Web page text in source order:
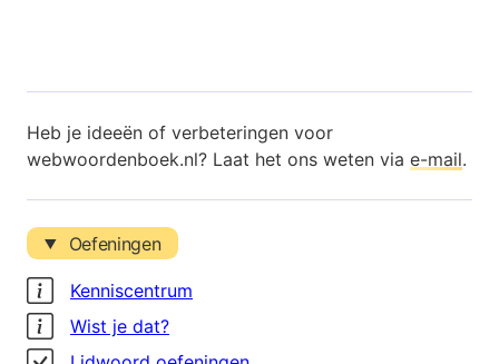
Heb je ideeën of verbeteringen voor
webwoordenboek.nl? Laat het ons weten via e-mail.
Oefeningen
Kenniscentrum
Wist je dat?